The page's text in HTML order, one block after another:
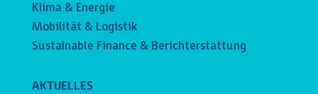
Klima & Energie
Mobilität & Logistik
Sustainable Finance & Berichterstattung
AKTUELLES